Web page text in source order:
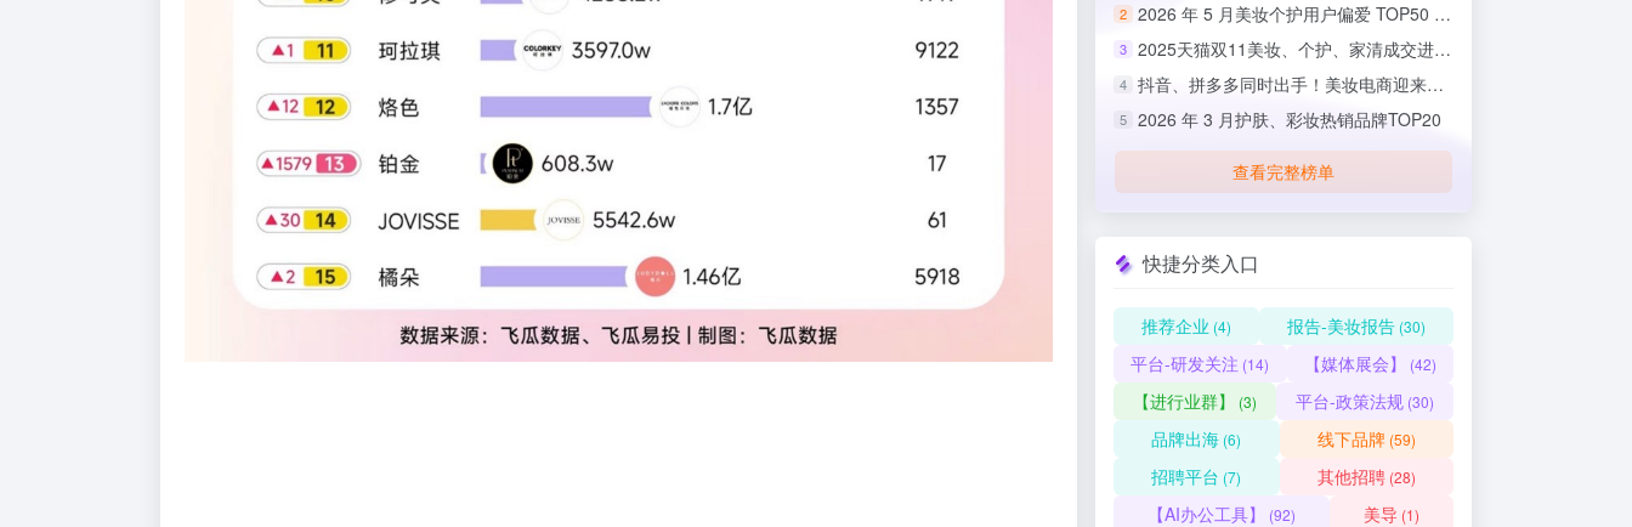
2 2026 年 5 月美妆个护用户偏爱 TOP50 榜单出炉
3 2025天猫双11美妆、个护、家清成交进度排行榜
4 抖音、拼多多同时出手！美妆电商迎来史上最严整治
5 2026 年 3 月护肤、彩妆热销品牌TOP20
查看完整榜单
快捷分类入口
推荐企业 (4) 报告-美妆报告 (30)
平台-研发关注 (14) 【媒体展会】 (42)
【进行业群】 (3) 平台-政策法规 (30)
品牌出海 (6) 线下品牌(59)
招聘平台 (7) 其他招聘(28)
【AI办公工具】 (92) 美导 (1)